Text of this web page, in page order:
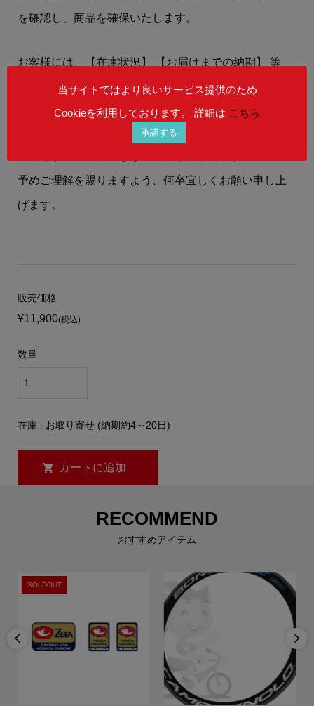
を確認し、商品を確保いたします。
お客様には、 【在庫状況】 【お届けまでの納期】 等
を、メールにてお知らせいたします。
在庫状況によりましては、御注文後にご希望の商品を
予めご理解を賜りますよう、何卒宜しくお願い申し上
げます。
販売価格
¥11,900(税込)
数量
在庫 : お取り寄せ (納期約4～20日)
RECOMMEND
おすすめアイテム

SOLDOUT

当サイトではより良いサービス提供のため
Cookieを利用しております。 詳細は こちら
承諾する